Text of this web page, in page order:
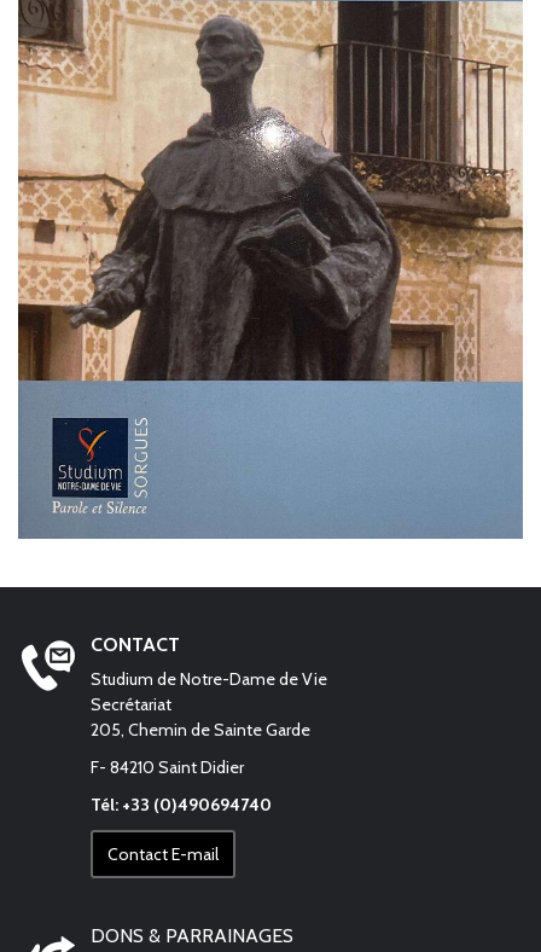
CONTACT
Studium de Notre-Dame de Vie
Secrétariat
205, Chemin de Sainte Garde
F- 84210 Saint Didier
Tél: +33 (0)490694740
Contact E-mail
DONS & PARRAINAGES